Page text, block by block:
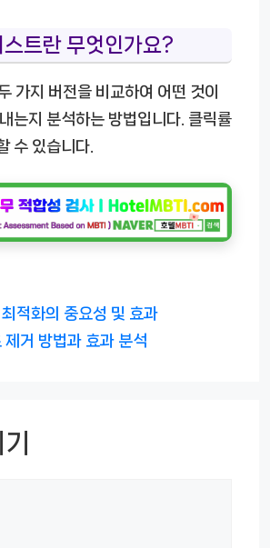
트란 무엇인가요?
가지 버전을 비교하여 어떤 것이
는지 분석하는 방법입니다. 클릭률
수 있습니다.
적화의 중요성 및 효과
제거 방법과 효과 분석